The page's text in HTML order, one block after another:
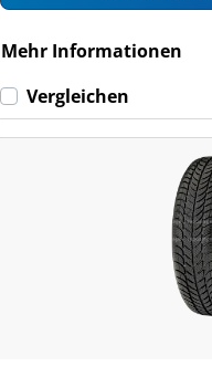
Mehr Informationen
Vergleichen